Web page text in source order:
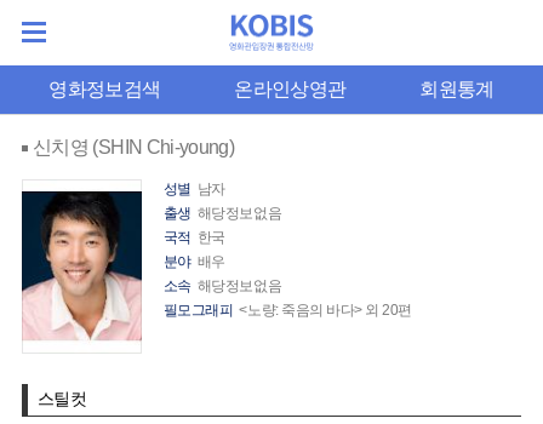
영화정보검색 온라인상영관 회원통계
신치영 (SHIN Chi-young)
성별 남자
출생 해당정보없음
국적 한국
분야 배우
소속 해당정보없음
필모그래피 <노량: 죽음의 바다> 외 20편
스틸컷